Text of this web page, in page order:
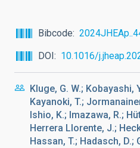
Bibcode
DOI
10.1016/
Kluge, G. W.; Kobayashi,
Kayanoki, T.;
Ishio, K.; Imazawa, R.;
Herrera Llorente, J.;
Hassan, T.; Hadasch, D.;